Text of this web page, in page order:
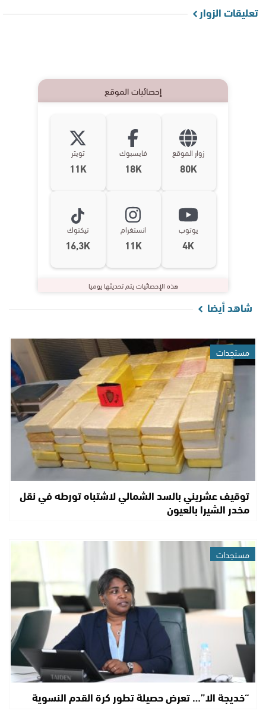
تعليقات الزوار
إحصائيات الموقع
زوار الموقع
80K
فايسبوك
18K
تويتر
11K
يوتوب
4K
انستغرام
11K
تيكتوك
16,3K
هذه الإحصائيات يتم تحديثها يوميا
شاهد أيضا
مستجدات
توقيف عشريني بالسد الشمالي لاشتباه تورطه في نقل
مخدر الشيرا بالعيون
مستجدات
“خديجة الا”… تعرض حصيلة تطور كرة القدم النسوية